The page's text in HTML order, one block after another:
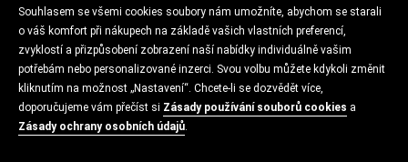
Souhlasem se všemi cookies soubory nám umožníte, abychom se starali
o váš komfort při nákupech na základě vašich vlastních preferencí,
zvyklostí a přizpůsobení zobrazení naší nabídky individuálně vašim
potřebám nebo personalizované inzerci. Svou volbu můžete kdykoli změnit
kliknutím na možnost „Nastavení“. Chcete-li se dozvědět více,
doporučujeme vám přečíst si Zásady používání souborů cookies a
Zásady ochrany osobních údajů.